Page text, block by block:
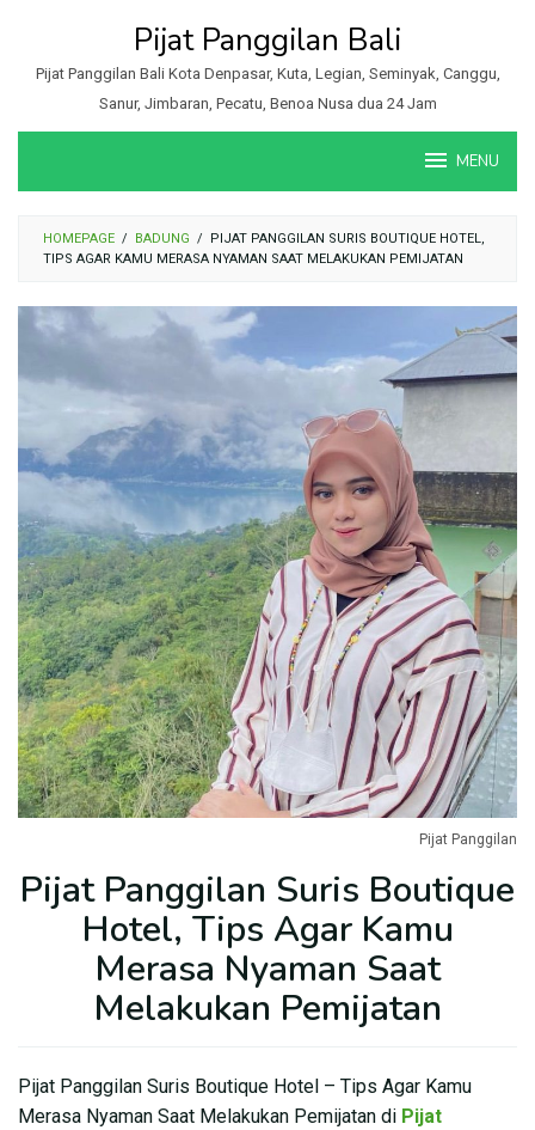
konten
Pijat Panggilan Bali
Pijat Panggilan Bali Kota Denpasar, Kuta, Legian, Seminyak, Canggu,
Sanur, Jimbaran, Pecatu, Benoa Nusa dua 24 Jam
MENU
HOMEPAGE / BADUNG /
PIJAT PANGGILAN SURIS BOUTIQUE HOTEL,
TIPS AGAR KAMU MERASA NYAMAN SAAT MELAKUKAN PEMIJATAN
Pijat Panggilan
Pijat Panggilan Suris Boutique
Hotel, Tips Agar Kamu
Merasa Nyaman Saat
Melakukan Pemijatan
Pijat Panggilan Suris Boutique Hotel – Tips Agar Kamu
Merasa Nyaman Saat Melakukan Pemijatan di Pijat